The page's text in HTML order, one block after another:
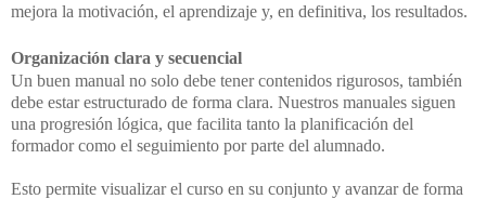
mejora la motivación, el aprendizaje y, en definitiva, los resultados.
Organización clara y secuencial
Un buen manual no solo debe tener contenidos rigurosos, también
debe estar estructurado de forma clara. Nuestros manuales siguen
una progresión lógica, que facilita tanto la planificación del
formador como el seguimiento por parte del alumnado.
Esto permite visualizar el curso en su conjunto y avanzar de forma